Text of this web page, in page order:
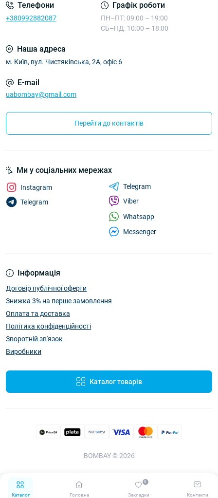
Каталог Головна Закладки
0
Контакти
Телефони
+380992882087
Графік роботи
ПН–ПТ: 09:00 – 19:00
СБ–НД: 10:00 – 18:00
Наша адреса
м. Київ, вул. Чистяківська, 2А, офіс 6
E-mail
uabombay@gmail.com
Перейти до контактів
Інформація
Договір публічної оферти
Знижка 3% на перше замовлення
Оплата та доставка
Політика конфіденційності
Зворотній зв'язок
Виробники
Каталог товарів
Ми у соціальних мережах
Instagram
Telegram
Telegram
Viber
Whatsapp
Messenger
BOMBAY © 2026